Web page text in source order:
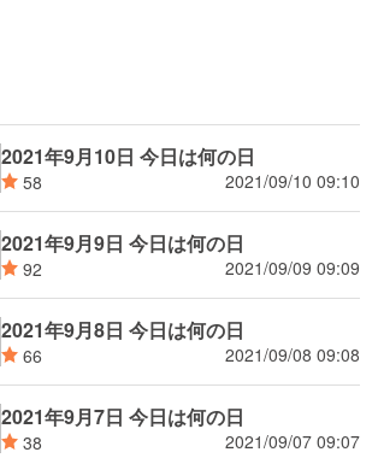
2021年9月10日 今日は何の日
58 2021/09/10 09:10
2021年9月9日 今日は何の日
92 2021/09/09 09:09
2021年9月8日 今日は何の日
66 2021/09/08 09:08
2021年9月7日 今日は何の日
38 2021/09/07 09:07